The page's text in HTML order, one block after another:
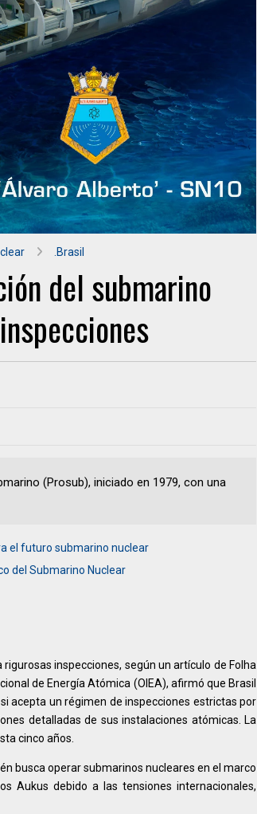
.Brasil
del submarino
(Prosub), iniciado en 1979, con una
el futuro submarino nuclear
del Submarino Nuclear
inspecciones, según un artículo de Folha
de Energía Atómica (OIEA), afirmó que Brasil
acepta un régimen de inspecciones estrictas por
detalladas de sus instalaciones atómicas. La
cinco años.
busca operar submarinos nucleares en el marco
Aukus debido a las tensiones internacionales,